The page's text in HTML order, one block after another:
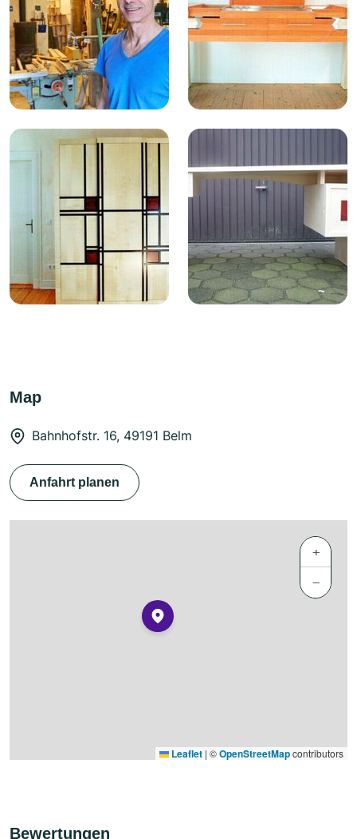
Map
Bahnhofstr. 16, 49191 Belm
Anfahrt planen
+
−
Leaflet | ©OpenStreetMapcontributors
Bewertungen